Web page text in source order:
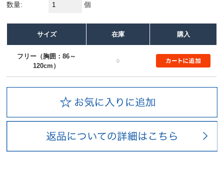
数量: 個
サイズ 在庫 購入
フリー（胸囲：86～
120cm）
○